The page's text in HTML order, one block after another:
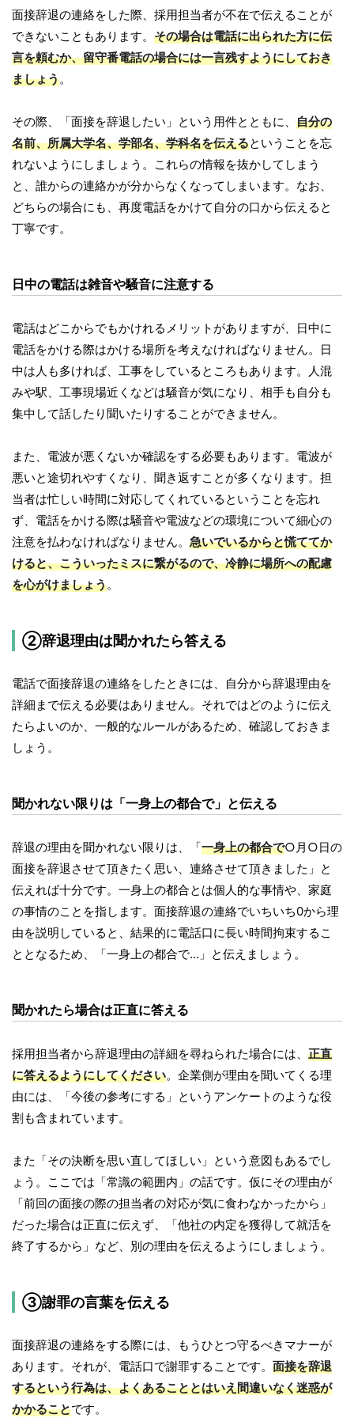
面接辞退の連絡をした際、採用担当者が不在で伝えることが
できないこともあります。 その場合は電話に出られた方に伝
言を頼むか、留守番電話の場合には一言残すようにしておき
ましょう。
その際、「面接を辞退したい」という用件とともに、 自分の
名前、所属大学名、学部名、学科名を伝えるということを忘
れないようにしましょう。これらの情報を抜かしてしまう
と、誰からの連絡かが分からなくなってしまいます。なお、
どちらの場合にも、再度電話をかけて自分の口から伝えると
丁寧です。
日中の電話は雑音や騒音に注意する
電話はどこからでもかけれるメリットがありますが、日中に
電話をかける際はかける場所を考えなければなりません。日
中は人も多ければ、工事をしているところもあります。人混
みや駅、工事現場近くなどは騒音が気になり、相手も自分も
集中して話したり聞いたりすることができません。
また、電波が悪くないか確認をする必要もあります。電波が
悪いと途切れやすくなり、聞き返すことが多くなります。担
当者は忙しい時間に対応してくれているということを忘れ
ず、電話をかける際は騒音や電波などの環境について細心の
注意を払わなければなりません。 急いでいるからと慌ててか
けると、こういったミスに繋がるので、冷静に場所への配慮
を心がけましょう。
②辞退理由は聞かれたら答える
電話で面接辞退の連絡をしたときには、自分から辞退理由を
詳細まで伝える必要はありません。それではどのように伝え
たらよいのか、一般的なルールがあるため、確認しておきま
しょう。
聞かれない限りは「一身上の都合で」と伝える
辞退の理由を聞かれない限りは、「一身上の都合で○月○日の
面接を辞退させて頂きたく思い、連絡させて頂きました」と
伝えれば十分です。一身上の都合とは個人的な事情や、家庭
の事情のことを指します。面接辞退の連絡でいちいち0から理
由を説明していると、結果的に電話口に長い時間拘束するこ
ととなるため、「一身上の都合で…」と伝えましょう。
聞かれたら場合は正直に答える
採用担当者から辞退理由の詳細を尋ねられた場合には、 正直
に答えるようにしてください。企業側が理由を聞いてくる理
由には、「今後の参考にする」というアンケートのような役
割も含まれています。
また「その決断を思い直してほしい」という意図もあるでし
ょう。ここでは「常識の範囲内」の話です。仮にその理由が
「前回の面接の際の担当者の対応が気に食わなかったから」
だった場合は正直に伝えず、「他社の内定を獲得して就活を
終了するから」など、別の理由を伝えるようにしましょう。
③謝罪の言葉を伝える
面接辞退の連絡をする際には、もうひとつ守るべきマナーが
あります。それが、電話口で謝罪することです。 面接を辞退
するという行為は、よくあることとはいえ間違いなく迷惑が
かかることです。